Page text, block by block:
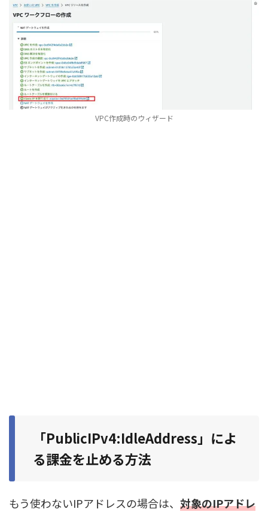
VPC作成時のウィザード
「PublicIPv4:IdleAddress」によ
る課金を止める方法
もう使わないIPアドレスの場合は、 対象のIPアドレ